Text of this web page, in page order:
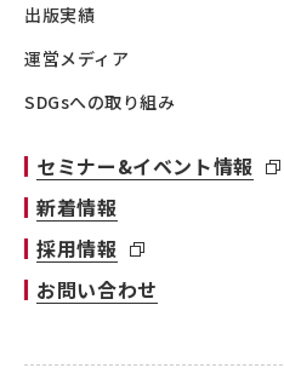
出版実績
運営メディア
SDGsへの取り組み
セミナー&イベント情報
新着情報
採用情報
お問い合わせ